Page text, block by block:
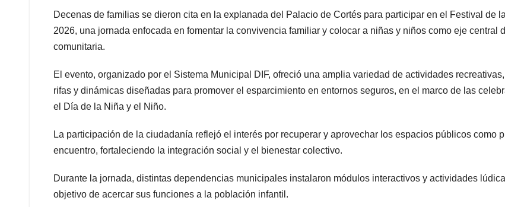
Decenas de familias se dieron cita en la explanada del Palacio de Cortés para participar en el Festival de
2026, una jornada enfocada en fomentar la convivencia familiar y colocar a niñas y niños como eje central
comunitaria.
El evento, organizado por el Sistema Municipal DIF, ofreció una amplia variedad de actividades
rifas y dinámicas diseñadas para promover el esparcimiento en entornos seguros, en el marco de las
el Día de la Niña y el Niño.
La participación de la ciudadanía reflejó el interés por recuperar y aprovechar los espacios públicos como
encuentro, fortaleciendo la integración social y el bienestar colectivo.
Durante la jornada, distintas dependencias municipales instalaron módulos interactivos y actividades
objetivo de acercar sus funciones a la población infantil.